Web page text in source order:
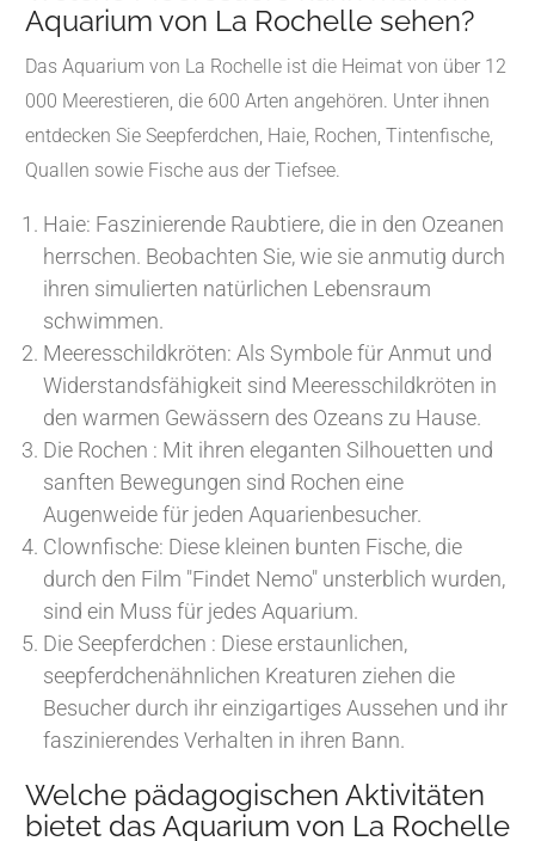
Aquarium von La Rochelle sehen?
Das Aquarium von La Rochelle ist die Heimat von über 12
000 Meerestieren, die 600 Arten angehören. Unter ihnen
entdecken Sie Seepferdchen, Haie, Rochen, Tintenfische,
Quallen sowie Fische aus der Tiefsee.
Haie: Faszinierende Raubtiere, die in den Ozeanen
herrschen. Beobachten Sie, wie sie anmutig durch
ihren simulierten natürlichen Lebensraum
schwimmen.
Meeresschildkröten: Als Symbole für Anmut und
Widerstandsfähigkeit sind Meeresschildkröten in
den warmen Gewässern des Ozeans zu Hause.
Die Rochen : Mit ihren eleganten Silhouetten und
sanften Bewegungen sind Rochen eine
Augenweide für jeden Aquarienbesucher.
Clownfische: Diese kleinen bunten Fische, die
durch den Film "Findet Nemo" unsterblich wurden,
sind ein Muss für jedes Aquarium.
Die Seepferdchen : Diese erstaunlichen,
seepferdchenähnlichen Kreaturen ziehen die
Besucher durch ihr einzigartiges Aussehen und ihr
faszinierendes Verhalten in ihren Bann.
Welche pädagogischen Aktivitäten
bietet das Aquarium von La Rochelle